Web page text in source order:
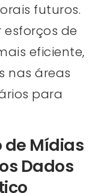
futuros.
de
eficiente,
nas áreas
para
de Mídias
Dados